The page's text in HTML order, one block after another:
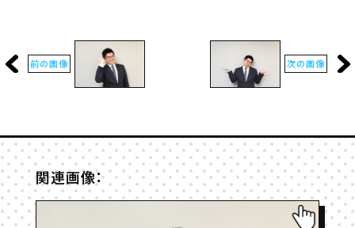
前の画像 次の画像
関連画像：